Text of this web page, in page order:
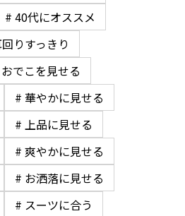
# 40代にオススメ
りすっきり
でこを見せる
# 華やかに見せる
# 上品に見せる
# 爽やかに見せる
# お洒落に見せる
# スーツに合う